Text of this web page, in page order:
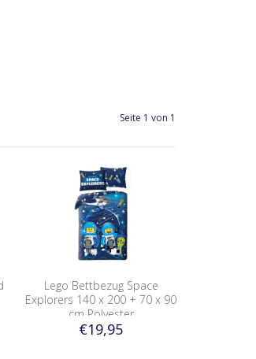
Seite 1 von 1
Lego Bettbezug Space
Explorers 140 x 200 + 70 x 90
cm Polyester
€19,95